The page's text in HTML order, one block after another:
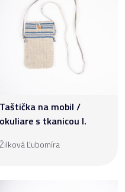
Taštička na mobil /
okuliare s tkanicou I.
Žilková Ľubomíra